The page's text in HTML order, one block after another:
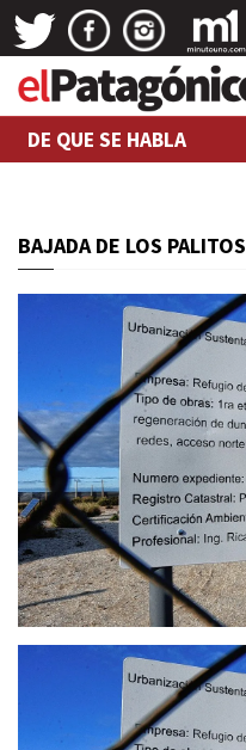
DE QUE SE HABLA
BAJADA DE LOS PALITOS